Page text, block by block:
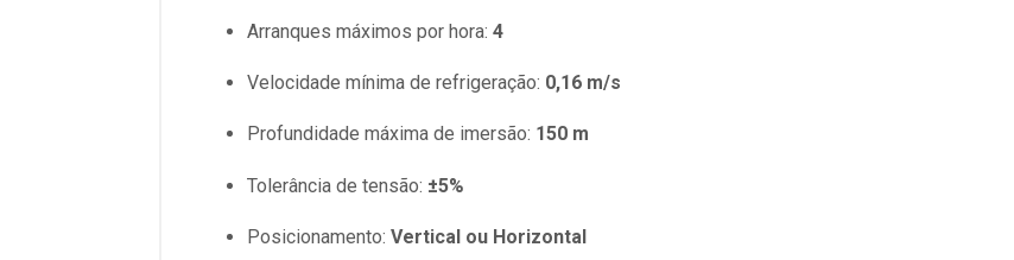
Arranques máximos por hora: 4
Velocidade mínima de refrigeração: 0,16 m/s
Profundidade máxima de imersão: 150 m
Tolerância de tensão: ±5%
Posicionamento: Vertical ou Horizontal